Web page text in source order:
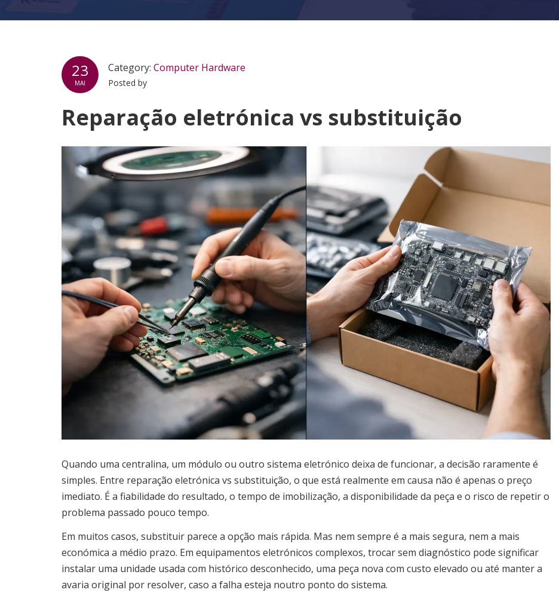
23
MAI
Category: Computer Hardware
Posted by
Reparação eletrónica vs substituição
Quando uma centralina, um módulo ou outro sistema eletrónico deixa de funcionar, a decisão raramente é
simples. Entre reparação eletrónica vs substituição, o que está realmente em causa não é apenas o preço
imediato. É a fiabilidade do resultado, o tempo de imobilização, a disponibilidade da peça e o risco de repetir o
problema passado pouco tempo.
Em muitos casos, substituir parece a opção mais rápida. Mas nem sempre é a mais segura, nem a mais
económica a médio prazo. Em equipamentos eletrónicos complexos, trocar sem diagnóstico pode significar
instalar uma unidade usada com histórico desconhecido, uma peça nova com custo elevado ou até manter a
avaria original por resolver, caso a falha esteja noutro ponto do sistema.